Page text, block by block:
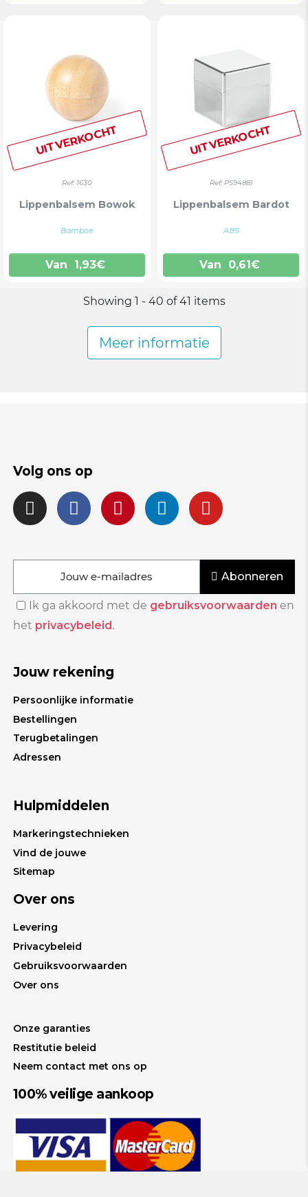
UITVERKOCHT
Ref: 1630
Lippenbalsem Bowok
Bamboe
Van 1,93€
UITVERKOCHT
Ref: PS94881
Lippenbalsem Bardot
ABS
Van 0,61€
Showing 1 - 40 of 41 items
Meer informatie
Volg ons op
Abonneren
Ik ga akkoord met de gebruiksvoorwaarden en
het privacybeleid.
Jouw rekening
Persoonlijke informatie
Bestellingen
Terugbetalingen
Adressen
Hulpmiddelen
Markeringstechnieken
Vind de jouwe
Sitemap
Over ons
Levering
Privacybeleid
Gebruiksvoorwaarden
Over ons
Onze garanties
Restitutie beleid
Neem contact met ons op
100% veilige aankoop